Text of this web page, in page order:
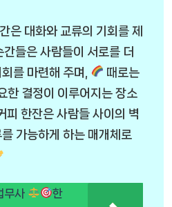
은 대화와 교류의 기회를 제
간들은 사람들이 서로를 더
를 마련해 주며,
때로는
한 결정이 이루어지는 장소
피 한잔은 사람들 사이의 벽
가능하게 하는 매개체로
무사
한